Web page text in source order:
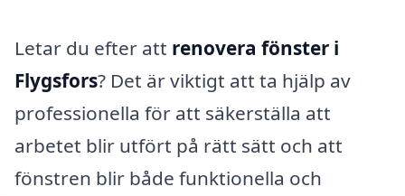
Letar du efter att renovera fönster i
Flygsfors? Det är viktigt att ta hjälp av
professionella för att säkerställa att
arbetet blir utfört på rätt sätt och att
fönstren blir både funktionella och